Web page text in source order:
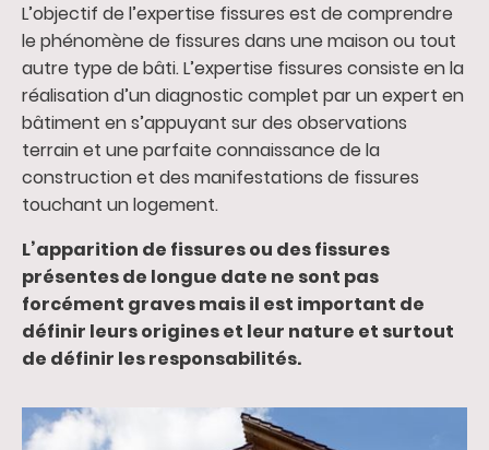
L’objectif de l’expertise fissures est de comprendre
le phénomène de fissures dans une maison ou tout
autre type de bâti. L’expertise fissures consiste en la
réalisation d’un diagnostic complet par un expert en
bâtiment en s’appuyant sur des observations
terrain et une parfaite connaissance de la
construction et des manifestations de fissures
touchant un logement.
L’apparition de fissures ou des fissures
présentes de longue date ne sont pas
forcément graves mais il est important de
définir leurs origines et leur nature et surtout
de définir les responsabilités.